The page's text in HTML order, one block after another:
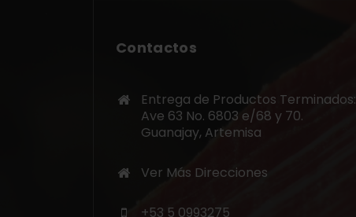
Contactos
Entrega de Productos Terminados:
Ave 63 No. 6803 e/68 y 70.
Guanajay, Artemisa
Ver Más Direcciones
+53 5 0993275